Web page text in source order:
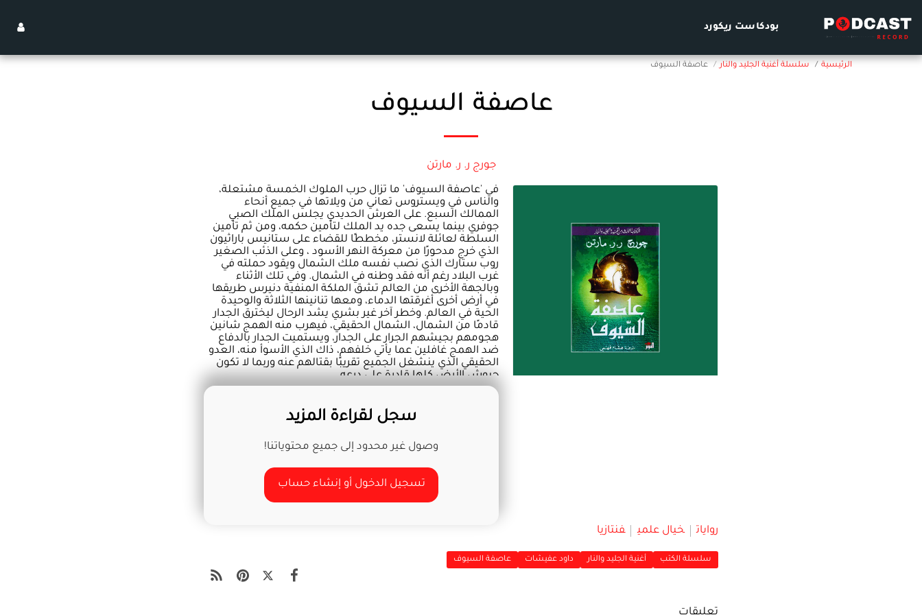
بودكاست ريكورد
الرئيسية سلسلة أغنية الجليد والنار عاصفة السيوف
عاصفة السيوف
جورج ر. ر. مارتن
في 'عاصفة السيوف' ما تزال حرب الملوك الخمسة مشتعلة،
والناس في ويستروس تعاني من ويلاتها في جميع أنحاء
الممالك السبع. على العرش الحديدي يجلس الملك الصبي
جوفري بينما يسعى جده يد الملك لتأمين حكمه، ومن ثم تأمين
السلطة لعائلة لانستر، مخططًا للقضاء على ستانيس باراثيون
الذي خرج مدحورًا من معركة النهر الأسود ، وعلى الذئب الصغير
روب ستارك الذي نصب نفسه ملك الشمال ويقود حملته في
غرب البلاد رغم أنه فقد وطنه في الشمال. وفي تلك الأثناء
وبالجهة الأخرى من العالم تشق الملكة المنفية دنيرس طريقها
في أرض أخرى أغرقتها الدماء، ومعها تنانينها الثلاثة والوحيدة
الحية في العالم. وخطر آخر غير بشري يشد الرحال ليخترق الجدار
قادمًا من الشمال، الشمال الحقيقي، فيهرب منه الهمج شانين
هجومهم بجيشهم الجرار على الجدار، ويستميت الجدار بالدفاع
ضد الهمج غافلين عما يأتي خلفهم، ذاك الذي الأسوأ منه، العدو
الحقيقي الذي ينشغل الجميع تقريبًا بقتالهم عنه وربما لا تكون
جيوش الأرض كلها قادرة على درعه...
سجل لقراءة المزيد
وصول غير محدود إلى جميع محتوياتنا!
تسجيل الدخول أو إنشاء حساب
روايات خيال علمي فنتازيا
سلسلة الكتب أغنية الجليد والنار داود عفيشات عاصفة السيوف
تعليقات